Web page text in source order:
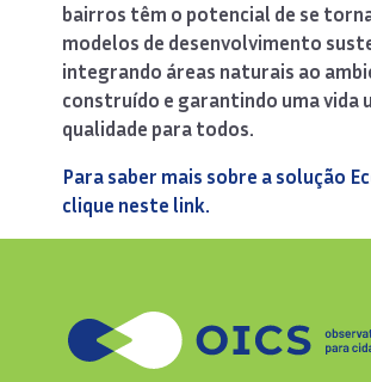
bairros têm o potencial de se
modelos de desenvolvimento
integrando áreas naturais ao
construído e garantindo uma vida
qualidade para todos.
Para saber mais sobre a solução
clique neste link.